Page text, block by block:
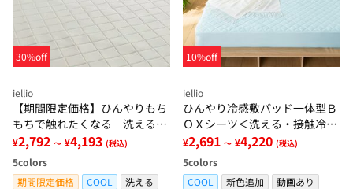
30%off
iellio
【期間限定価格】ひんやりもち
もちで触れたくなる 洗えるラ
グ＜低反発・滑りにくい・接触
冷感・防ダニ・カーペット＞
¥2,792 ～ ¥4,193 (税込)
5colors
期間限定価格
COOL
洗える
10%off
iellio
ひんやり冷感敷パッド一体型Ｂ
ＯＸシーツ＜洗える・接触冷
感・抗菌防臭・時短・家事楽・
ボックスシーツ・寝苦しさ対策
＞
¥2,691 ～ ¥4,220 (税込)
5colors
COOL
新色追加
動画あり